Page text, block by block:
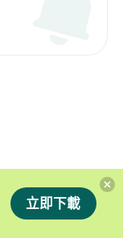
立即下載